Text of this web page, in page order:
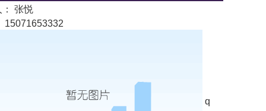
： 张悦
15071653332
q